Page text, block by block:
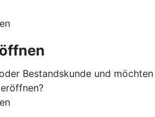
Bestandskunde und möchten